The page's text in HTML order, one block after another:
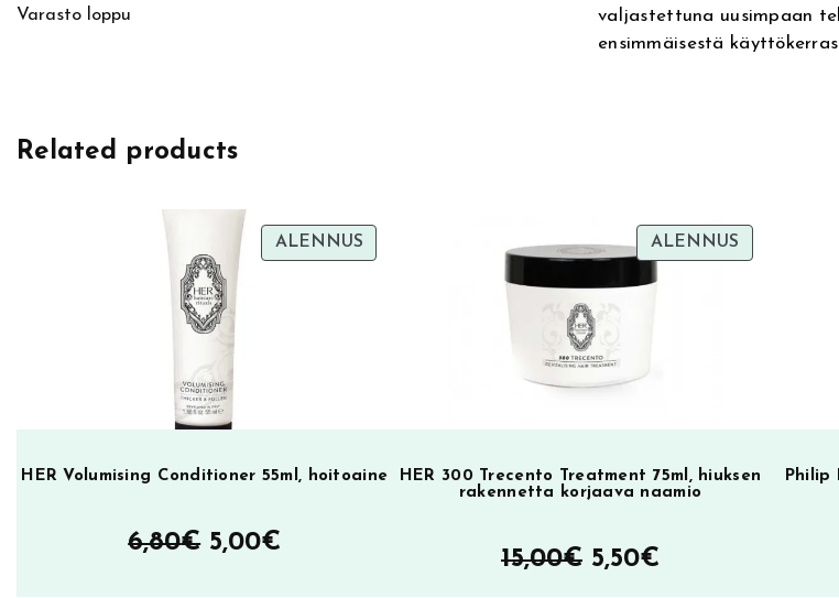
Varasto loppu
valjastettuna uusimpaan
ensimmäisestä
Related products
ALENNUSTUOTE
ALENNUKSESSA
HER Volumising Conditioner 55ml, hoitoaine
6,80€ Alkuperäinen
5,00€
ALENNUSTUOTE
HER 300 Trecento Treatment 75ml, hiuksen
rakennetta korjaava naamio
15,00€ Alkuperäinen
5,50€
Philip